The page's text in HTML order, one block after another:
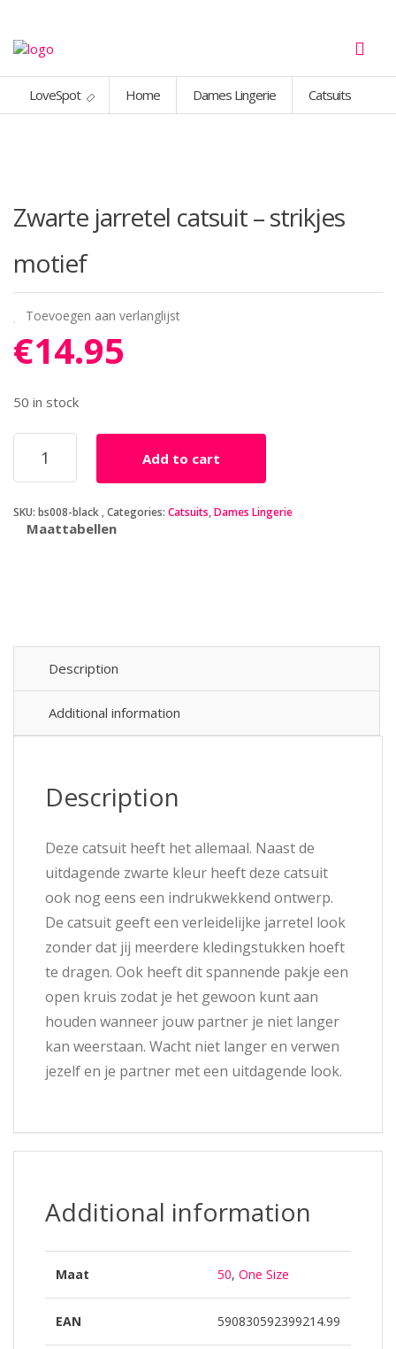
LoveSpot Home Dames Lingerie Catsuits
Zwarte jarretel catsuit – strikjes
motief
Toevoegen aan verlanglijst
€14.95
50 in stock
Zwarte
jarretel
catsuit
strikjes
motief
Add to cart
SKU: bs008-black Categories: Catsuits,Dames Lingerie
Maattabellen
Description
Additional information
Description
Deze catsuit heeft het allemaal. Naast de
uitdagende zwarte kleur heeft deze catsuit
ook nog eens een indrukwekkend ontwerp.
De catsuit geeft een verleidelijke jarretel look
zonder dat jij meerdere kledingstukken hoeft
te dragen. Ook heeft dit spannende pakje een
open kruis zodat je het gewoon kunt aan
houden wanneer jouw partner je niet langer
kan weerstaan. Wacht niet langer en verwen
jezelf en je partner met een uitdagende look.
Additional information
Maat 50, One Size
EAN 590830592399214.99